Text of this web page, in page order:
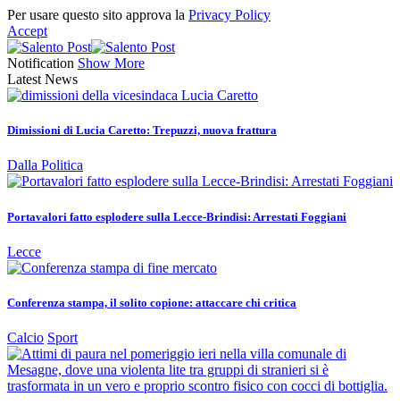
Per usare questo sito approva la Privacy Policy
Accept
Notification Show More
Latest News
Dimissioni di Lucia Caretto: Trepuzzi, nuova frattura
Dalla Politica
Portavalori fatto esplodere sulla Lecce-Brindisi: Arrestati Foggiani
Lecce
Conferenza stampa, il solito copione: attaccare chi critica
Calcio Sport